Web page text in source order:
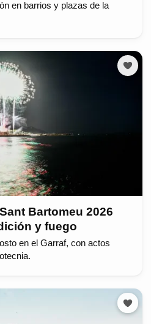
en barrios y plazas de la
Bartomeu 2026
y fuego
en el Garraf, con actos